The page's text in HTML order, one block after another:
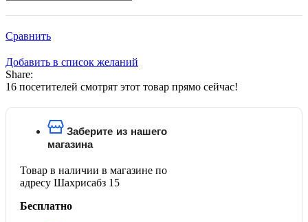
Сравнить
Добавить в список желаний
Share:
16 посетителей смотрят этот товар прямо сейчас!
Заберите из нашего
магазина
Товар в наличии в магазине по
адресу Шахрисабз 15
Бесплатно